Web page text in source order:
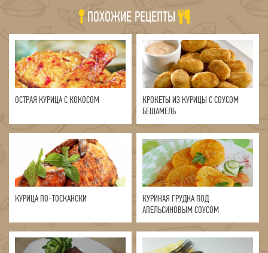
ПОХОЖИЕ РЕЦЕПТЫ
ОСТРАЯ КУРИЦА С КОКОСОМ
КРОКЕТЫ ИЗ КУРИЦЫ С СОУСОМ
БЕШАМЕЛЬ
КУРИЦА ПО-ТОСКАНСКИ
КУРИНАЯ ГРУДКА ПОД
АПЕЛЬСИНОВЫМ СОУСОМ